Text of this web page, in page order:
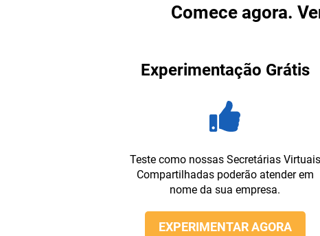
Comece agora.
Experimentação Grátis
Teste como nossas Secretárias Virtuais
Compartilhadas poderão atender em
nome da sua empresa.
EXPERIMENTAR AGORA